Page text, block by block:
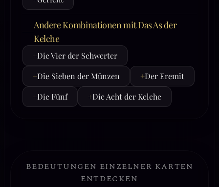
Andere Kombinationen mit Das As der
Kelche
+Die Vier der Schwerter
+Die Sieben der Münzen +Der Eremit
+Die Fünf +Die Acht der Kelche
BEDEUTUNGEN EINZELNER KARTEN
ENTDECKEN